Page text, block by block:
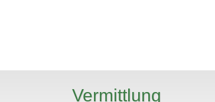
Vermittlung